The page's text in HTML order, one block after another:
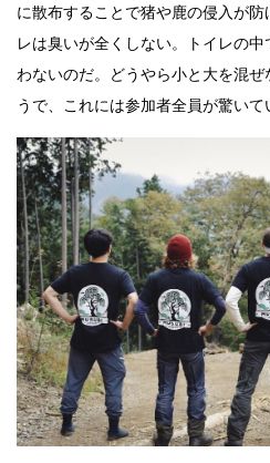
に散布することで猪や鹿の侵入が
レは臭いが全くしない。トイレの
わないのだ。どうやら小と大を混
うで、これには参加者全員が驚いて